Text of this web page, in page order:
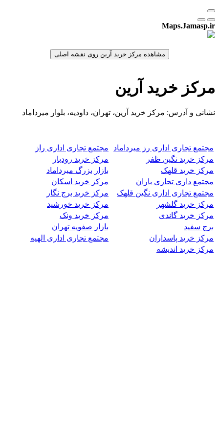
Maps.Jamasp.ir
مرکز خرید آرین
نشانی و آدرس: مرکز خرید آرین، تهران، داودیه، بلوار میرداماد
مجتمع تجاری اداری رز میرداماد
مجتمع تجاری اداری راز
مرکز خرید نگین ظفر
مرکز خرید رودبار
مرکز خرید قلهک
بازار بزرگ میرداماد
مجتمع داری تجاری باران
مرکز خرید اسکان
مجتمع تجاری اداری نگین قلهک
مرکز خرید برج نگار
مرکز خرید گلشهر
مرکز خرید خورشید
مرکز خرید گاندی
مرکز خرید ونک
برج سفید
بازار صفویه تهران
مرکز خرید پاسداران
مجتمع تجاری اداری الهیه
مرکز خرید اندیشه